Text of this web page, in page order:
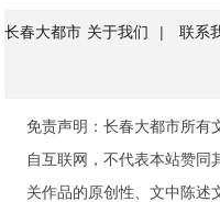
长春大都市 关于我们 | 联系
免责声明：长春大都市所有
自互联网，不代表本站赞同
关作品的原创性、文中陈述